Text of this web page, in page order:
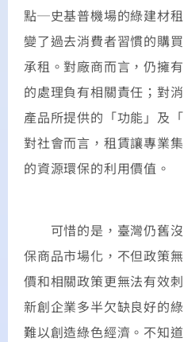
點─史基普機場的綠建材
變了過去消費者習慣的購
承租。對廠商而言，仍擁
的處理負有相關責任；對
產品所提供的「功能」及
對社會而言，租賃讓專業
的資源環保的利用價值。
可惜的是，臺灣仍舊沒
保商品市場化，不但政策
價和相關政策更無法有效
新創企業多半欠缺良好的
難以創造綠色經濟。不知